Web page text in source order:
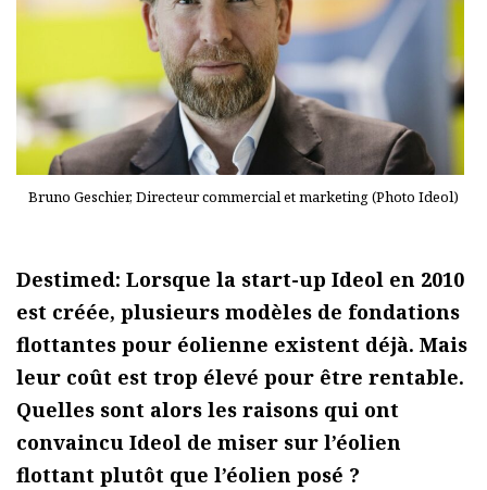
Bruno Geschier, Directeur commercial et marketing (Photo Ideol)
Destimed: Lorsque la start-up Ideol en 2010
est créée, plusieurs modèles de fondations
flottantes pour éolienne existent déjà. Mais
leur coût est trop élevé pour être rentable.
Quelles sont alors les raisons qui ont
convaincu Ideol de miser sur l’éolien
flottant plutôt que l’éolien posé ?